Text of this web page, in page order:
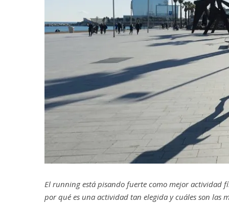
El running está pisando fuerte como mejor actividad
por qué es una actividad tan elegida y cuáles son las